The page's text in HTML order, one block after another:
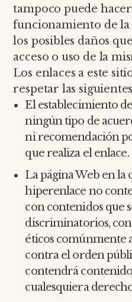
tampoco puede
funcionamiento de la
los posibles daños
acceso o uso de la
Los enlaces a este
respetar las
El establecimiento
ningún tipo de
ni recomendación
que realiza el enlace.
La página Web en la
hiperenlace no
con contenidos que
discriminatorios,
éticos comúnmente
contra el orden
contendrá
cualesquiera